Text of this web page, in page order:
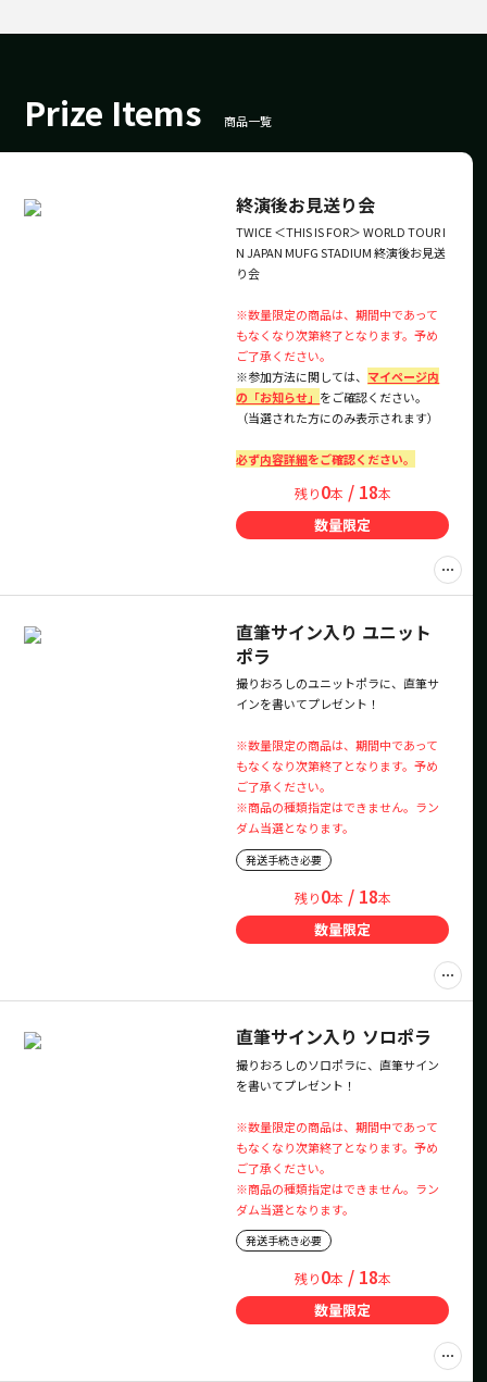
Prize Items 商品一覧
終演後お見送り会
TWICE ＜THIS IS FOR＞ WORLD TOUR I
N JAPAN MUFG STADIUM 終演後お見送
り会
※数量限定の商品は、期間中であって
もなくなり次第終了となります。予め
ご了承ください。
※参加方法に関しては、 マイページ内
の「お知らせ」 をご確認ください。
（当選された方にのみ表示されます）
必ず内容詳細をご確認ください。
残り0本 / 18本
数量限定
直筆サイン入り ユニット
ポラ
撮りおろしのユニットポラに、直筆サ
インを書いてプレゼント！
※数量限定の商品は、期間中であって
もなくなり次第終了となります。予め
ご了承ください。
※商品の種類指定はできません。ラン
ダム当選となります。
発送手続き必要
残り0本 / 18本
数量限定
直筆サイン入り ソロポラ
撮りおろしのソロポラに、直筆サイン
を書いてプレゼント！
※数量限定の商品は、期間中であって
もなくなり次第終了となります。予め
ご了承ください。
※商品の種類指定はできません。ラン
ダム当選となります。
発送手続き必要
残り0本 / 18本
数量限定